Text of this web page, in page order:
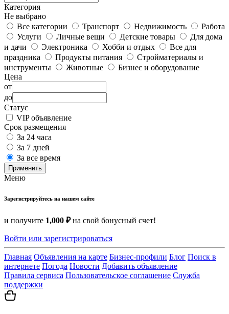
Категория
Не выбрано
Все категории
Транспорт Недвижимость
Работа
Услуги
Личные вещи Детские товары
Для дома
и дачи
Электроника Хобби и отдых
Все для
праздника
Продукты питания
Стройматериалы и
инструменты
Животные
Бизнес и оборудование
Цена
от
до
Статус
VIP объявление
Срок размещения
За 24 часа
За 7 дней
За все время
Применить
Меню
Зарегистрируйтесь на нашем сайте
и получите 1,000 ₽на свой бонусный счет!
Войти или зарегистрироваться
Главная Объявления на карте Бизнес-профили Блог Поиск в
интернете Погода Новости Добавить объявление
Правила сервиса Пользовательское соглашение Служба
поддержки